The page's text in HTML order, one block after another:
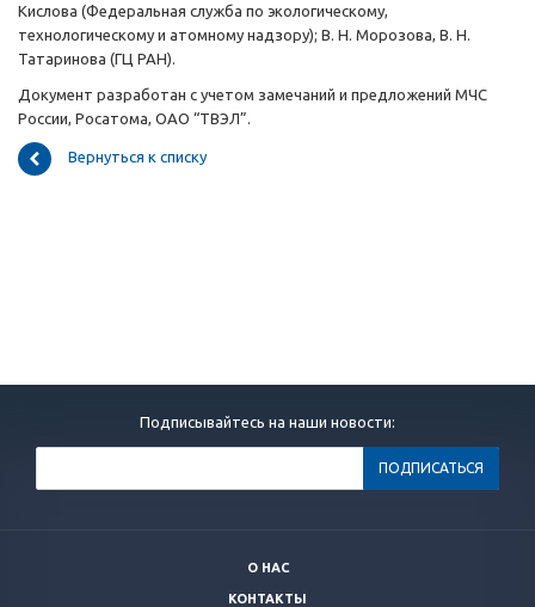
Кислова (Федеральная служба по экологическому,
технологическому и атомному надзору); В. Н. Морозова, В. Н.
Татаринова (ГЦ РАН).
Документ разработан с учетом замечаний и предложений МЧС
России, Росатома, ОАО “ТВЭЛ”.
Вернуться к списку
Подписывайтесь на наши новости:
О НАС
КОНТАКТЫ